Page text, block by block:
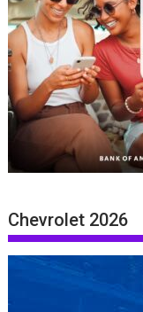
Chevrolet 2026